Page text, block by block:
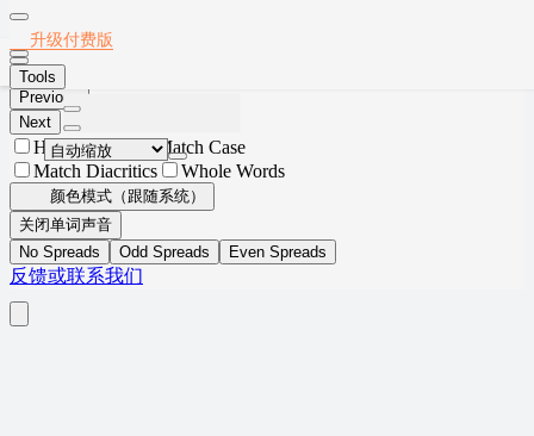
2019年12月英语六级真题(第1套)
Thumbnails
Current Outline Item
Previous
Next
Highlight All
Match Case
Match Diacritics
Whole Words
颜色模式（跟随系统）
关闭单词声音
No Spreads
Odd Spreads Even Spreads
反馈或联系我们
升级付费版
Tools